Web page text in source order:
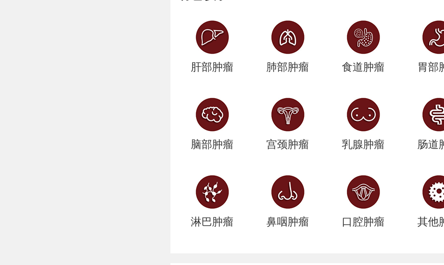
肝部肿瘤 肺部肿瘤 食道肿瘤 胃部
脑部肿瘤 宫颈肿瘤 乳腺肿瘤 肠道
淋巴肿瘤 鼻咽肿瘤 口腔肿瘤 其他